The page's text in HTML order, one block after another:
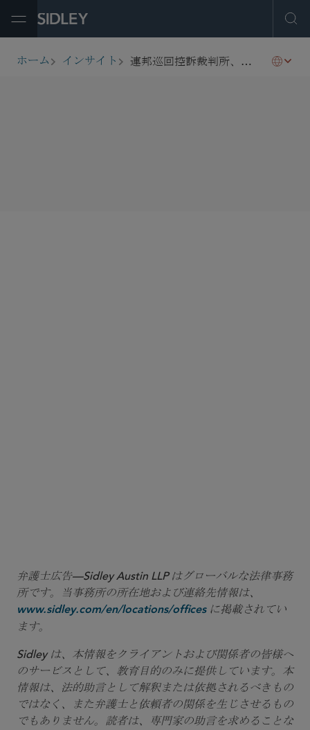
breadcrumbs
ホーム インサイト 連邦巡回控訴裁判所、特定の医薬品に関する政府の貿易協定法基準の解釈を否定
弁護士広告—Sidley Austin LLP はグローバルな法律事務
所です。当事務所の所在地および連絡先情報は、
www.sidley.com/en/locations/officesに掲載されてい
ます。
Sidley は、本情報をクライアントおよび関係者の皆様へ
のサービスとして、教育目的のみに提供しています。本
情報は、法的助言として解釈または依拠されるべきもの
ではなく、また弁護士と依頼者の関係を生じさせるもの
でもありません。読者は、専門家の助言を求めることな